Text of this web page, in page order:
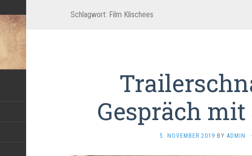
Schlagwort: Film Klischees
Gespräch
5. NOVEMBER 2019 BY ADMIN ·